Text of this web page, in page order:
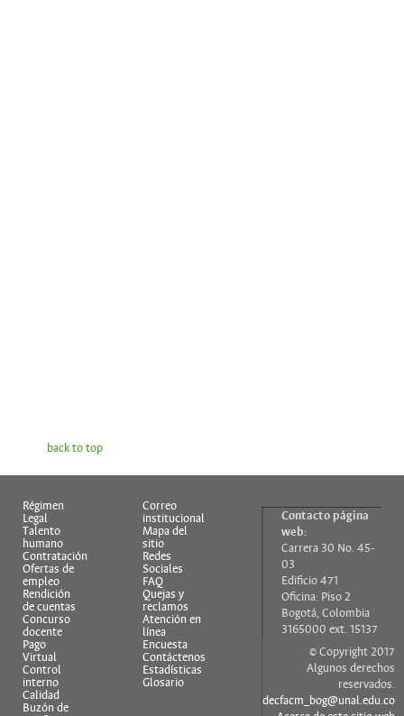
back to top
Régimen
Legal
Talento
humano
Contratación
Ofertas de
empleo
Rendición
de cuentas
Concurso
docente
Pago
Virtual
Control
interno
Calidad
Buzón de
Correo
institucional
Mapa del
sitio
Redes
Sociales
FAQ
Quejas y
reclamos
Atención en
línea
Encuesta
Contáctenos
Estadísticas
Glosario
Contacto página
web:
Carrera 30 No. 45-
03
Edificio 471
Oficina: Piso 2
Bogotá, Colombia
3165000 ext. 15137
© Copyright 2017
Algunos derechos
reservados.
decfacm_bog@unal.edu.co